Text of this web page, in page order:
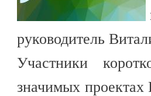
руководитель
Участники
значимых проектах